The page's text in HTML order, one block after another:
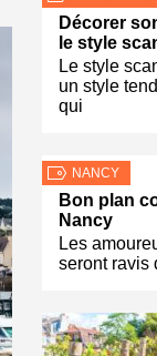
Décorer
le style
Le style
un style
qui
NANCY
Bon plan
Nancy
Les
seront ravis